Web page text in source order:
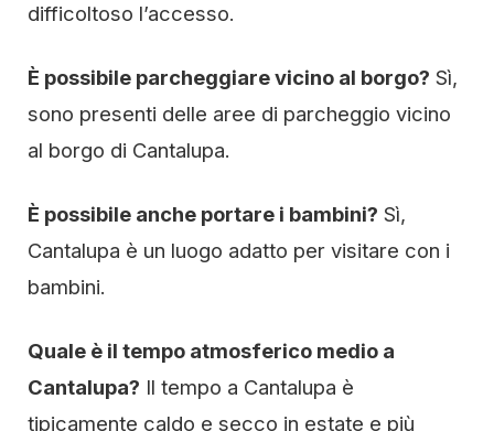
difficoltoso l’accesso.
È possibile parcheggiare vicino al borgo? Sì,
sono presenti delle aree di parcheggio vicino
al borgo di Cantalupa.
È possibile anche portare i bambini? Sì,
Cantalupa è un luogo adatto per visitare con i
bambini.
Quale è il tempo atmosferico medio a
Cantalupa? Il tempo a Cantalupa è
tipicamente caldo e secco in estate e più